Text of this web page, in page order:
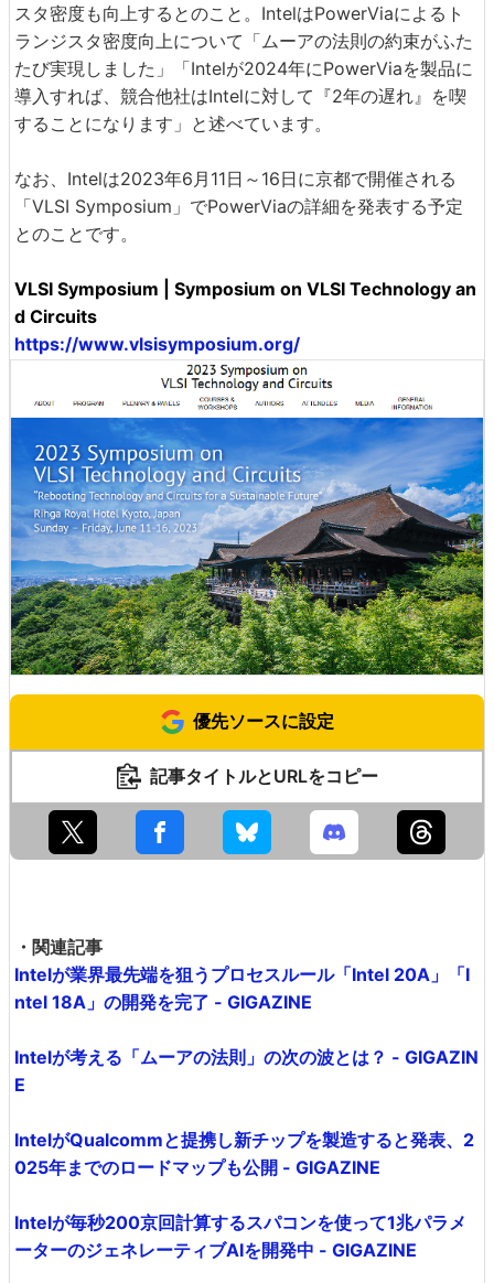
スタ密度も向上するとのこと。IntelはPowerViaによるト
ランジスタ密度向上について「ムーアの法則の約束がふた
たび実現しました」「Intelが2024年にPowerViaを製品に
導入すれば、競合他社はIntelに対して『2年の遅れ』を喫
することになります」と述べています。
なお、Intelは2023年6月11日～16日に京都で開催される
「VLSI Symposium」でPowerViaの詳細を発表する予定
とのことです。
VLSI Symposium | Symposium on VLSI Technology an
d Circuits
https://www.vlsisymposium.org/
優先ソースに設定
記事タイトルとURLをコピー
・関連記事
Intelが業界最先端を狙うプロセスルール「Intel 20A」「I
ntel 18A」の開発を完了 - GIGAZINE
Intelが考える「ムーアの法則」の次の波とは？ - GIGAZIN
E
IntelがQualcommと提携し新チップを製造すると発表、2
025年までのロードマップも公開 - GIGAZINE
Intelが毎秒200京回計算するスパコンを使って1兆パラメ
ーターのジェネレーティブAIを開発中 - GIGAZINE